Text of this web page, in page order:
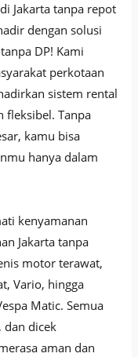
Jakarta tanpa repot
dengan solusi
DP! Kami
perkotaan
sistem rental
fleksibel. Tanpa
kamu bisa
hanya dalam
kenyamanan
Jakarta tanpa
motor terawat,
Vario, hingga
Matic. Semua
dicek
aman dan